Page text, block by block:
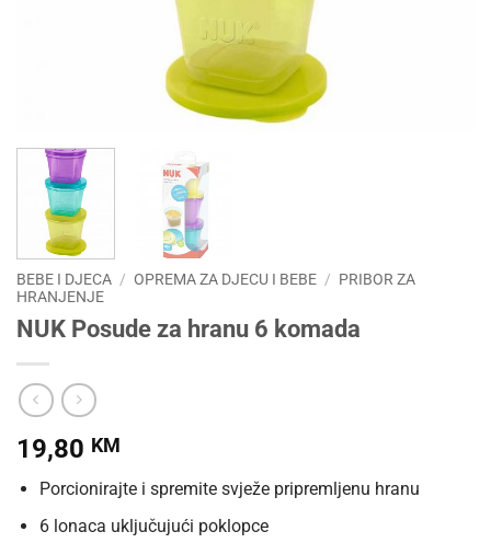
BEBE I DJECA / OPREMA ZA DJECU I BEBE / PRIBOR ZA
HRANJENJE
NUK Posude za hranu 6 komada
19,80 KM
Porcionirajte i spremite svježe pripremljenu hranu
6 lonaca uključujući poklopce